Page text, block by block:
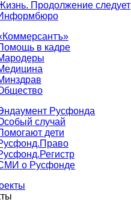
Продолжение следует
в кадре
Русфонда
случай
дети
о Русфонде